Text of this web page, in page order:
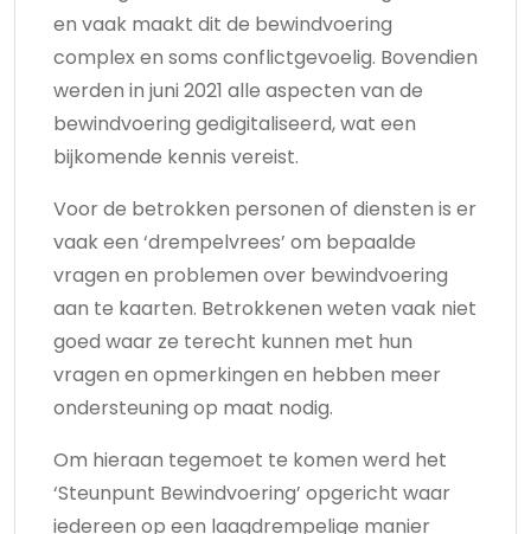
en vaak maakt dit de bewindvoering
complex en soms conflictgevoelig. Bovendien
werden in juni 2021 alle aspecten van de
bewindvoering gedigitaliseerd, wat een
bijkomende kennis vereist.
Voor de betrokken personen of diensten is er
vaak een ‘drempelvrees’ om bepaalde
vragen en problemen over bewindvoering
aan te kaarten. Betrokkenen weten vaak niet
goed waar ze terecht kunnen met hun
vragen en opmerkingen en hebben meer
ondersteuning op maat nodig.
Om hieraan tegemoet te komen werd het
‘Steunpunt Bewindvoering’ opgericht waar
iedereen op een laagdrempelige manier